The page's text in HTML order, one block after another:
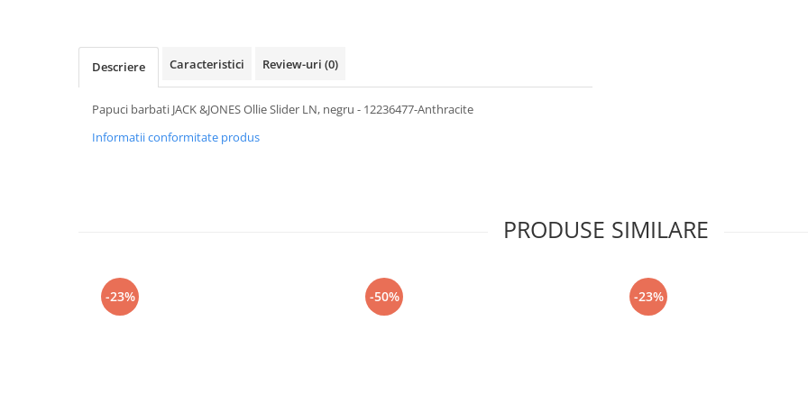
Descriere Caracteristici Review-uri (0)
Papuci barbati JACK &JONES Ollie Slider LN, negru - 12236477-Anthracite
Informatii conformitate produs
PRODUSE SIMILARE
-23% -50% -23%